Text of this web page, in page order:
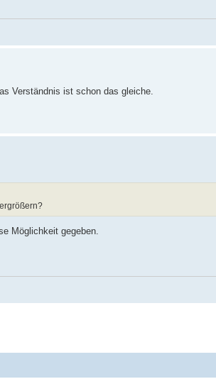
Verständnis ist schon das gleiche.
Möglichkeit gegeben.